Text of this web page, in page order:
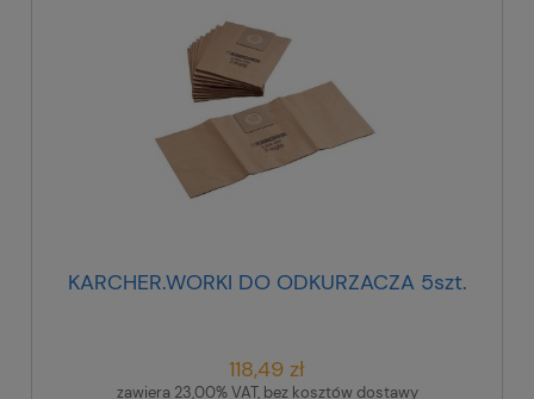
KARCHER.WORKI DO ODKURZACZA 5szt.
118,49 zł
zawiera 23,00% VAT, bez kosztów dostawy